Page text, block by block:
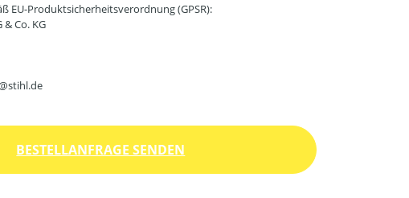
EU-Produktsicherheitsverordnung (GPSR):
Co. KG
BESTELLANFRAGE SENDEN